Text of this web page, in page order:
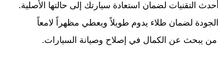
التقنيات لضمان استعادة سيارتك إلى حالتها الأصلية.
لضمان طلاء يدوم طويلاً ويعطي مظهراً لامعاً
من يبحث عن الكمال في إصلاح وصيانة السيارات.